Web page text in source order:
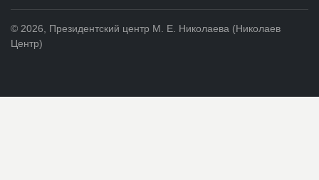
© 2026, Президентский центр М. Е. Николаева (Николаев
Центр)